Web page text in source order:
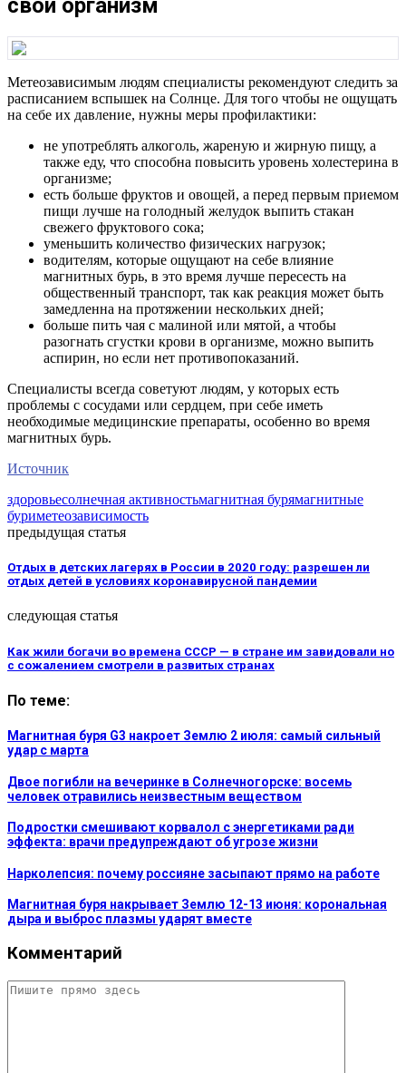
свой организм
Метеозависимым людям специалисты рекомендуют следить за
расписанием вспышек на Солнце. Для того чтобы не ощущать
на себе их давление, нужны меры профилактики:
не употреблять алкоголь, жареную и жирную пищу, а
также еду, что способна повысить уровень холестерина в
организме;
есть больше фруктов и овощей, а перед первым приемом
пищи лучше на голодный желудок выпить стакан
свежего фруктового сока;
уменьшить количество физических нагрузок;
водителям, которые ощущают на себе влияние
магнитных бурь, в это время лучше пересесть на
общественный транспорт, так как реакция может быть
замедленна на протяжении нескольких дней;
больше пить чая с малиной или мятой, а чтобы
разогнать сгустки крови в организме, можно выпить
аспирин, но если нет противопоказаний.
Специалисты всегда советуют людям, у которых есть
проблемы с сосудами или сердцем, при себе иметь
необходимые медицинские препараты, особенно во время
магнитных бурь.
Источник
здоровьесолнечная активностьмагнитная бурямагнитные
буриметеозависимость
предыдущая статья
Отдых в детских лагерях в России в 2020 году: разрешен ли
отдых детей в условиях коронавирусной пандемии
следующая статья
Как жили богачи во времена СССР — в стране им завидовали но
с сожалением смотрели в развитых странах
По теме:
Магнитная буря G3 накроет Землю 2 июля: самый сильный
удар с марта
Двое погибли на вечеринке в Солнечногорске: восемь
человек отравились неизвестным веществом
Подростки смешивают корвалол с энергетиками ради
эффекта: врачи предупреждают об угрозе жизни
Нарколепсия: почему россияне засыпают прямо на работе
Магнитная буря накрывает Землю 12-13 июня: корональная
дыра и выброс плазмы ударят вместе
Комментарий